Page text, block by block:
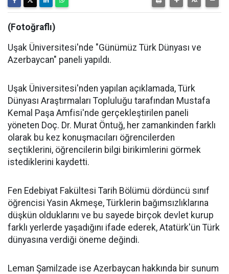
(Fotoğraflı)
Uşak Üniversitesi'nde "Günümüz Türk Dünyası ve
Azerbaycan" paneli yapıldı.
Uşak Üniversitesi'nden yapılan açıklamada, Türk
Dünyası Araştırmaları Topluluğu tarafından Mustafa
Kemal Paşa Amfisi'nde gerçekleştirilen paneli
yöneten Doç. Dr. Murat Öntuğ, her zamankinden farklı
olarak bu kez konuşmacıları öğrencilerden
seçtiklerini, öğrencilerin bilgi birikimlerini görmek
istediklerini kaydetti.
Fen Edebiyat Fakültesi Tarih Bölümü dördüncü sınıf
öğrencisi Yasin Akmeşe, Türklerin bağımsızlıklarına
düşkün olduklarını ve bu sayede birçok devlet kurup
farklı yerlerde yaşadığını ifade ederek, Atatürk'ün Türk
dünyasına verdiği öneme değindi.
Leman Şamilzade ise Azerbaycan hakkında bir sunum